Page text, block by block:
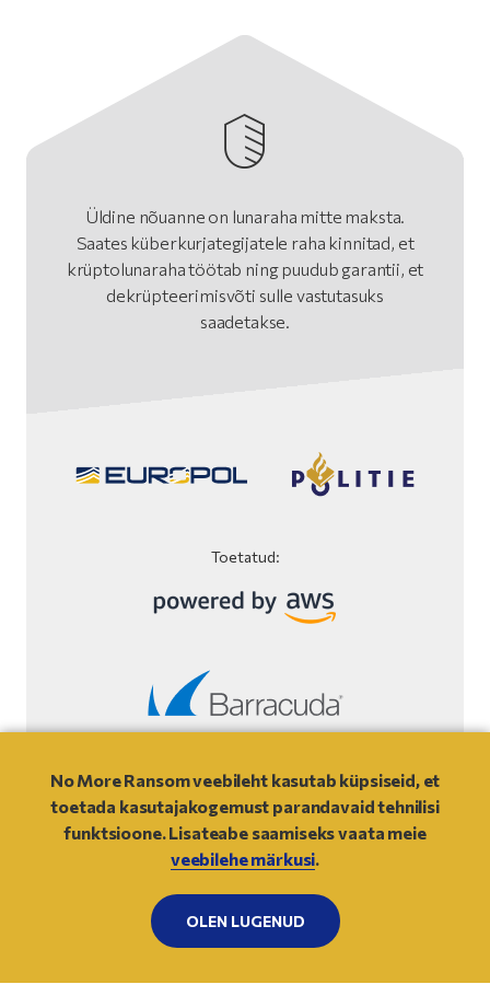
MORERANSOM
Üldine nõuanne on lunaraha mitte maksta.
Saates küberkurjategijatele raha kinnitad, et
krüptolunaraha töötab ning puudub garantii, et
dekrüpteerimisvõti sulle vastutasuks
saadetakse.
Toetatud:
© 2021- NO MORE RANSOM
ÜLES
No More Ransom veebileht kasutab küpsiseid, et
toetada kasutajakogemust parandavaid tehnilisi
funktsioone. Lisateabe saamiseks vaata meie
veebilehe märkusi.
OLEN LUGENUD